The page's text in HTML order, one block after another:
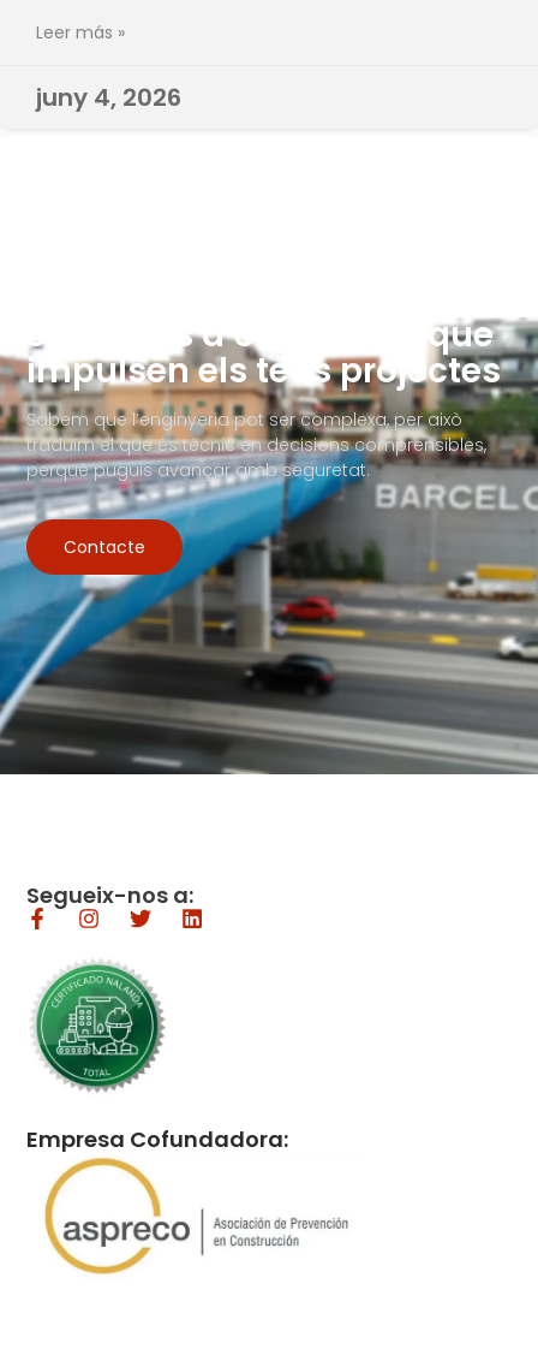
Leer más »
juny 4, 2026
Solucions d’enginyeria que
impulsen els teus projectes
Sabem que l’enginyeria pot ser complexa, per això
traduïm el que és tècnic en decisions comprensibles,
perquè puguis avançar amb seguretat.
Contacte
Segueix-nos a:
Empresa Cofundadora: